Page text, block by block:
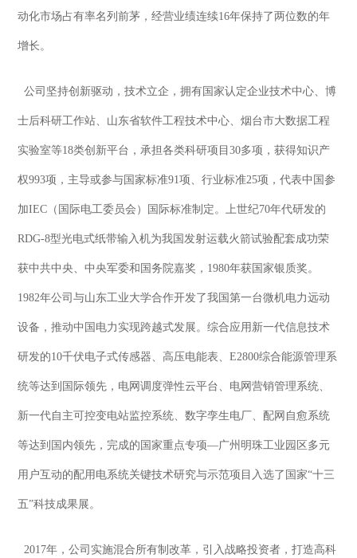
动化市场占有率名列前茅，经营业绩连续16年保持了两位数的年
增长。
公司坚持创新驱动，技术立企，拥有国家认定企业技术中心、博
士后科研工作站、山东省软件工程技术中心、烟台市大数据工程
实验室等18类创新平台，承担各类科研项目30多项，获得知识产
权993项，主导或参与国家标准91项、行业标准25项，代表中国参
加IEC（国际电工委员会）国际标准制定。上世纪70年代研发的
RDG-8型光电式纸带输入机为我国发射运载火箭试验配套成功荣
获中共中央、中央军委和国务院嘉奖，1980年获国家银质奖。
1982年公司与山东工业大学合作开发了我国第一台微机电力远动
设备，推动中国电力实现跨越式发展。综合应用新一代信息技术
研发的10千伏电子式传感器、高压电能表、E2800综合能源管理系
统等达到国际领先，电网调度弹性云平台、电网营销管理系统、
新一代自主可控变电站监控系统、数字孪生电厂、配网自愈系统
等达到国内领先，完成的国家重点专项—广州明珠工业园区多元
用户互动的配用电系统关键技术研究与示范项目入选了国家“十三
五”科技成果展。
2017年，公司实施混合所有制改革，引入战略投资者，打造高科